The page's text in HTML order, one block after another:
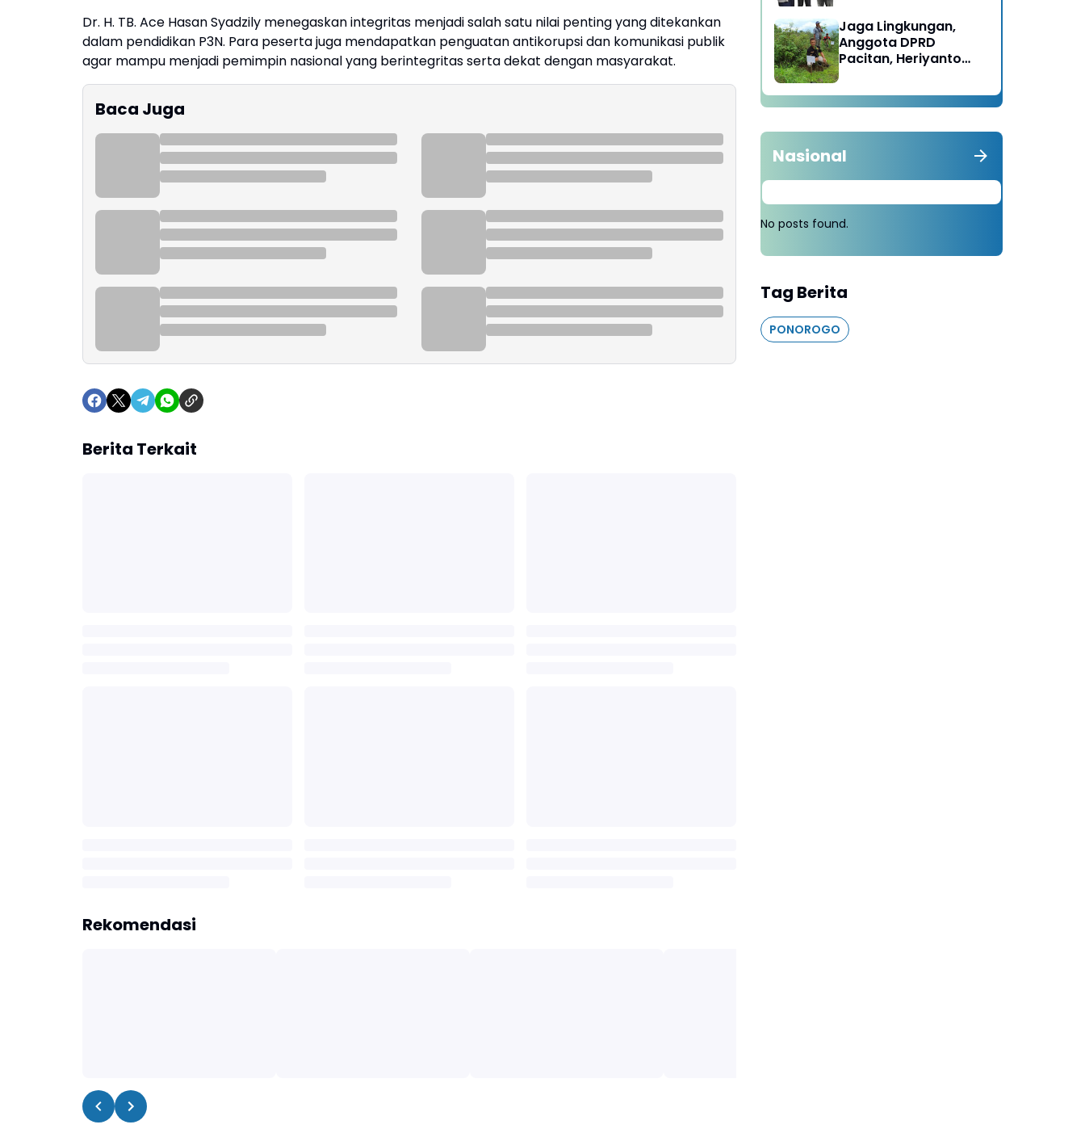
Dr. H. TB. Ace Hasan Syadzily menegaskan integritas menjadi salah satu nilai penting yang ditekankan
dalam pendidikan P3N. Para peserta juga mendapatkan penguatan antikorupsi dan komunikasi publik
agar mampu menjadi pemimpin nasional yang berintegritas serta dekat dengan masyarakat.
Baca Juga
Berita Terkait
Rekomendasi
Karesidenan Madiun
Raya
Jaga Lingkungan,
Anggota DPRD
Pacitan, Heriyanto
Tebang 100 Pohon
diganti Tanam 1000
Nasional
No posts found.
Tag Berita
PONOROGO